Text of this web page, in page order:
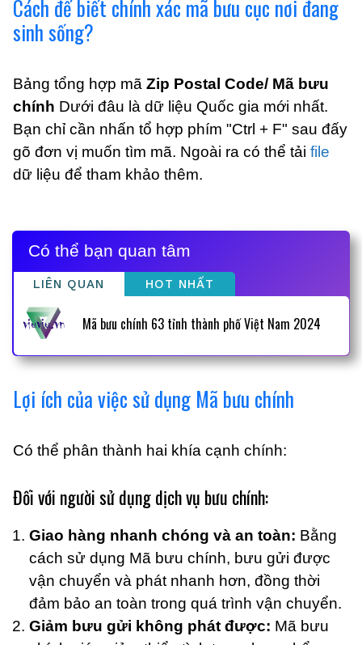
Cách để biết chính xác mã bưu cục nơi đang
sinh sống?
Bảng tổng hợp mã Zip Postal Code/ Mã bưu
chính Dưới đâu là dữ liệu Quốc gia mới nhất.
Bạn chỉ cần nhấn tổ hợp phím "Ctrl + F" sau đấy
gõ đơn vị muốn tìm mã. Ngoài ra có thể tải file
dữ liệu để tham khảo thêm.
Có thể bạn quan tâm
LIÊN QUAN HOT NHẤT
Mã bưu chính 63 tỉnh thành phố Việt Nam 2024
Lợi ích của việc sử dụng Mã bưu chính
Có thể phân thành hai khía cạnh chính:
Đối với người sử dụng dịch vụ bưu chính:
Giao hàng nhanh chóng và an toàn: Bằng
cách sử dụng Mã bưu chính, bưu gửi được
vận chuyển và phát nhanh hơn, đồng thời
đảm bảo an toàn trong quá trình vận chuyển.
Giảm bưu gửi không phát được: Mã bưu